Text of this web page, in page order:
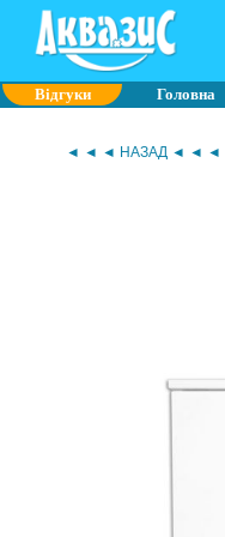
Відгуки Головна
◄ ◄ ◄ НАЗАД ◄ ◄ ◄